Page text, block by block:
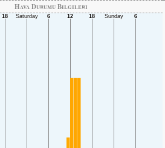
Hava Durumu Bilgileri